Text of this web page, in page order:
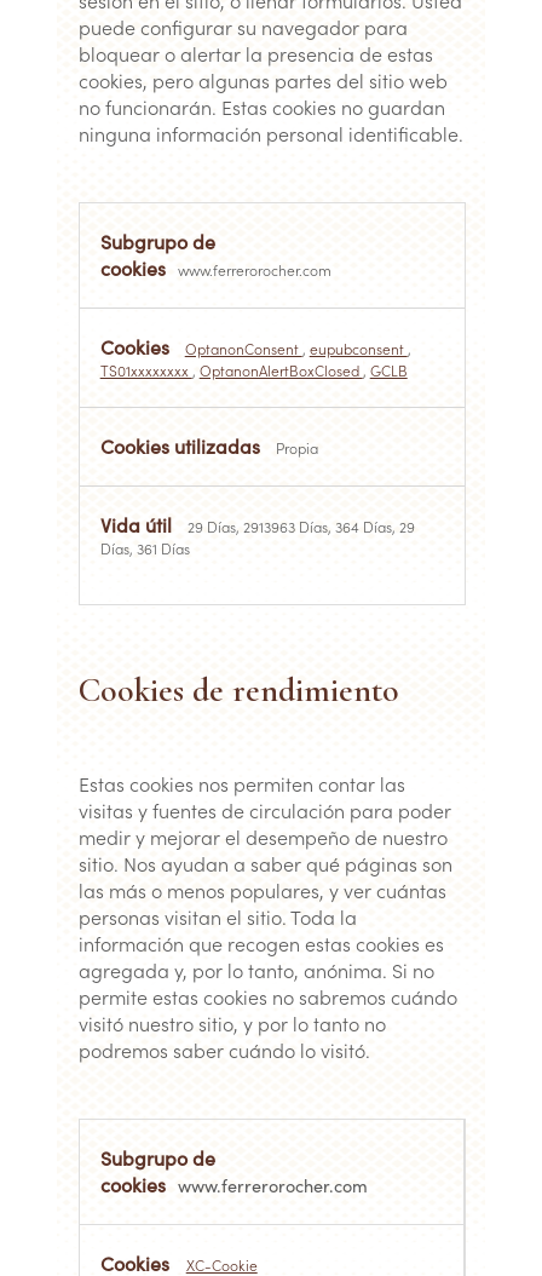
puede configurar su navegador para
bloquear o alertar la presencia de estas
cookies, pero algunas partes del sitio web
no funcionarán. Estas cookies no guardan
ninguna información personal identificable.
estrictamente
necesarias www.ferrerorocher.com
OptanonConsent , eupubconsent ,
TS01xxxxxxxx , OptanonAlertBoxClosed , GCLB
Propia
29 Días, 2913963 Días, 364 Días, 29
Días, 361 Días
Cookies de rendimiento
Estas cookies nos permiten contar las
visitas y fuentes de circulación para poder
medir y mejorar el desempeño de nuestro
sitio. Nos ayudan a saber qué páginas son
las más o menos populares, y ver cuántas
personas visitan el sitio. Toda la
información que recogen estas cookies es
agregada y, por lo tanto, anónima. Si no
permite estas cookies no sabremos cuándo
visitó nuestro sitio, y por lo tanto no
podremos saber cuándo lo visitó.
rendimientowww.ferrerorocher.com
XC-Cookie